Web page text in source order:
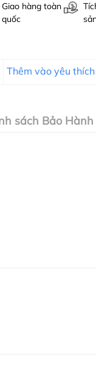
Giao hàng toàn
quốc
Thêm vào yêu thích
sách Bảo